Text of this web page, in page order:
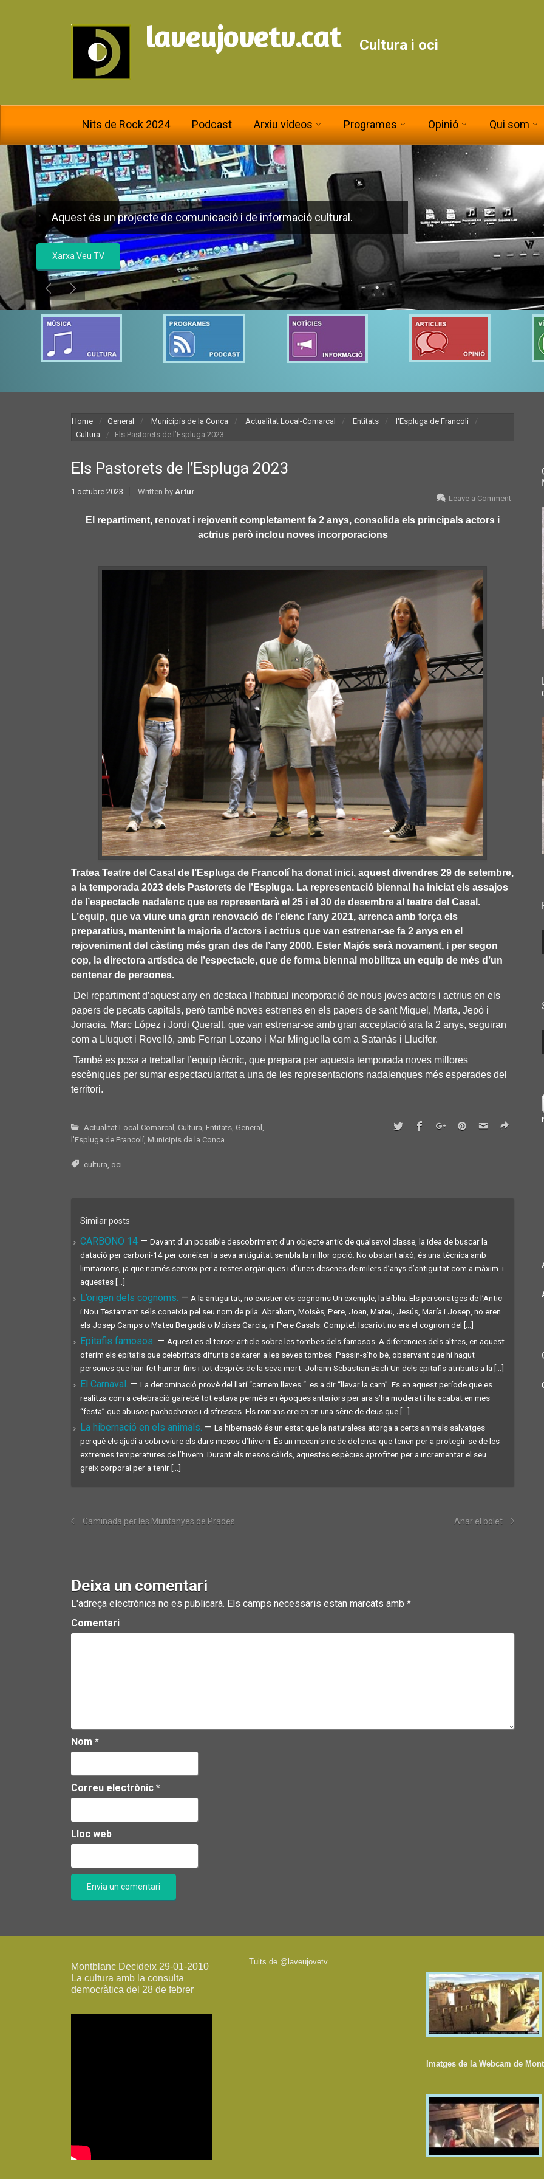
laveujovetv.cat Cultura i oci
Nits de Rock 2024 Podcast Arxiu vídeos Programes Opinió Qui som
Aquest és un projecte de comunicació i de informació cultural.
Xarxa Veu TV
Home General Municipis de la Conca Actualitat Local-Comarcal Entitats
l'Espluga de Francolí
Cultura
Els Pastorets de l’Espluga 2023
Els Pastorets de l’Espluga 2023
1 octubre 2023
Leave a Comment
Written by Artur
El repartiment, renovat i rejovenit completament fa 2 anys, consolida els principals actors i
actrius però inclou noves incorporacions
Tratea Teatre del Casal de l’Espluga de Francolí ha donat inici, aquest divendres 29 de setembre,
a la temporada 2023 dels Pastorets de l’Espluga. La representació biennal ha iniciat els assajos
de l’espectacle nadalenc que es representarà el 25 i el 30 de desembre al teatre del Casal.
L’equip, que va viure una gran renovació de l’elenc l’any 2021, arrenca amb força els
preparatius, mantenint la majoria d’actors i actrius que van estrenar-se fa 2 anys en el
rejoveniment del càsting més gran des de l’any 2000. Ester Majós serà novament, i per segon
cop, la directora artística de l’espectacle, que de forma biennal mobilitza un equip de més d’un
centenar de persones.
Del repartiment d’aquest any en destaca l’habitual incorporació de nous joves actors i actrius en els
papers de pecats capitals, però també noves estrenes en els papers de sant Miquel, Marta, Jepó i
Jonaoia. Marc López i Jordi Queralt, que van estrenar-se amb gran acceptació ara fa 2 anys, seguiran
com a Lluquet i Rovelló, amb Ferran Lozano i Mar Minguella com a Satanàs i Llucifer.
També es posa a treballar l’equip tècnic, que prepara per aquesta temporada noves millores
escèniques per sumar espectacularitat a una de les representacions nadalenques més esperades del
territori.
Actualitat Local-Comarcal , Cultura, Entitats, General ,
l'Espluga de Francolí, Municipis de la Conca
cultura, oci
Similar posts
CARBONO 14 — Davant d’un possible descobriment d’un objecte antic de qualsevol classe, la idea de buscar la
datació per carboni-14 per conèixer la seva antiguitat sembla la millor opció. No obstant això, és una tècnica amb
limitacions, ja que només serveix per a restes orgàniques i d’unes desenes de milers d’anys d’antiguitat com a màxim. i
aquestes [...]
L’origen dels cognoms. — A la antiguitat, no existien els cognoms Un exemple, la Bíblia: Els personatges de l’Antic
i Nou Testament se’ls coneixia pel seu nom de pila: Abraham, Moisès, Pere, Joan, Mateu, Jesús, María i Josep, no eren
els Josep Camps o Mateu Bergadà o Moisès García, ni Pere Casals. Compte!: Iscariot no era el cognom del [...]
Epitafis famosos. — Aquest es el tercer article sobre les tombes dels famosos. A diferencies dels altres, en aquest
oferim els epitafis que celebritats difunts deixaren a les seves tombes. Passin-s’ho bé, observant que hi hagut
persones que han fet humor fins i tot desprès de la seva mort. Johann Sebastian Bach Un dels epitafis atribuïts a la [...]
El Carnaval. — La denominació provè del llatí “carnem lleves “. es a dir “llevar la carn”. Es en aquest període que es
realitza com a celebració gairebé tot estava permès en èpoques anteriors per ara s’ha moderat i ha acabat en mes
“festa” que abusos pachocheros i disfresses. Els romans creien en una sèrie de deus que [...]
La hibernació en els animals. — La hibernació és un estat que la naturalesa atorga a certs animals salvatges
perquè els ajudi a sobreviure els durs mesos d’hivern. És un mecanisme de defensa que tenen per a protegir-se de les
extremes temperatures de l’hivern. Durant els mesos càlids, aquestes espècies aprofiten per a incrementar el seu
greix corporal per a tenir [...]
Caminada per les Muntanyes de Prades Anar el bolet
Deixa un comentari
L'adreça electrònica no es publicarà. Els camps necessaris estan marcats amb *
Comentari
Nom *
Correu electrònic *
Lloc web
Montblanc Decideix 29-01-2010
La cultura amb la consulta
democràtica del 28 de febrer
Tuits de @laveujovetv
Imatges de la Webcam de